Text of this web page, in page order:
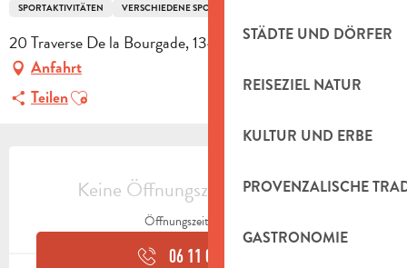
STÄDTE UND DÖRFER
REISEZIEL NATUR
KULTUR UND ERBE
PROVENZALISCHE
GASTRONOMIE
SPORTAKTIVITÄTEN VERSCHIEDENE SPORTARTEN
20 Traverse De la Bourgade, 13400 Aubagne
Anfahrt
TeilenAjouter aux favoris
Keine Öffnungszeiten hinterlegt
Öffnungszeiten ansehen
06 11 01 08